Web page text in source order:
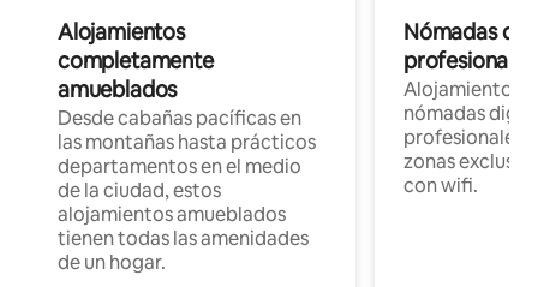
Alojamientos
completamente
amueblados
Desde cabañas pacíficas en
las montañas hasta prácticos
departamentos en el medio
de la ciudad, estos
alojamientos amueblados
tienen todas las amenidades
de un hogar.
Nómadas
Alojamientos
nómadas
profesionales
zonas
con wifi.